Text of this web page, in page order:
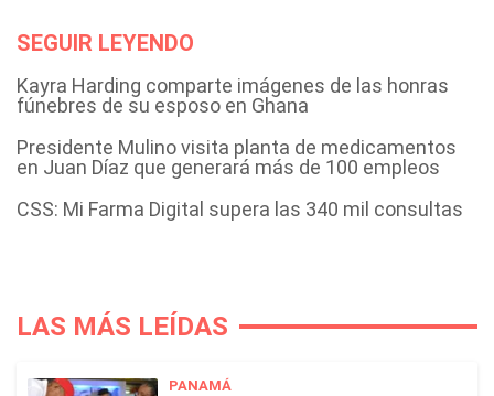
SEGUIR LEYENDO
Kayra Harding comparte imágenes de las honras
fúnebres de su esposo en Ghana
Presidente Mulino visita planta de medicamentos
en Juan Díaz que generará más de 100 empleos
CSS: Mi Farma Digital supera las 340 mil consultas
LAS MÁS LEÍDAS
PANAMÁ